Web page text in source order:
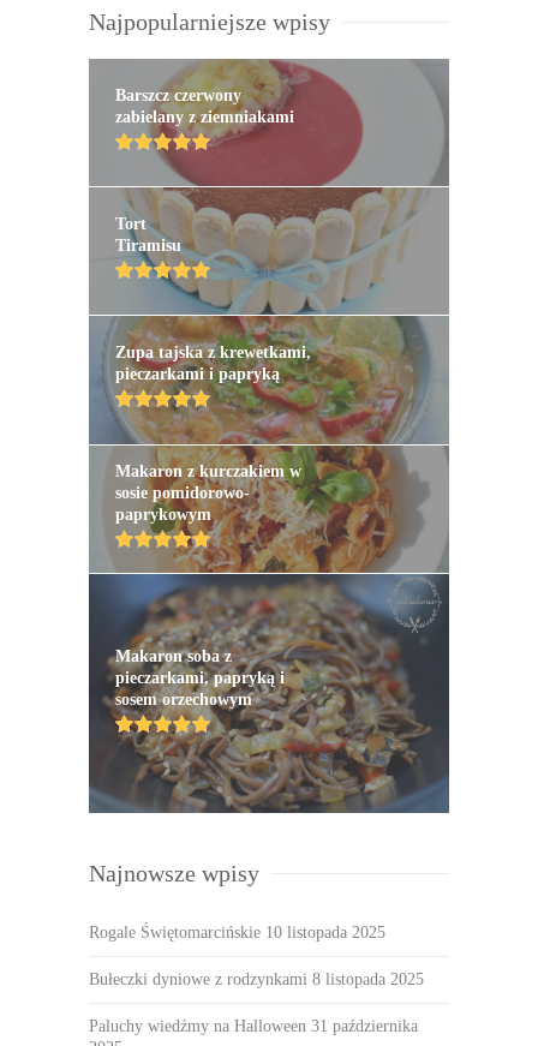
Najpopularniejsze wpisy
Barszcz czerwony
zabielany z ziemniakami
Tort
Tiramisu
Zupa tajska z krewetkami,
pieczarkami i papryką
Makaron z kurczakiem w
sosie pomidorowo-
paprykowym
Makaron soba z
pieczarkami, papryką i
sosem orzechowym
Najnowsze wpisy
Rogale Świętomarcińskie 10 listopada 2025
Bułeczki dyniowe z rodzynkami 8 listopada 2025
Paluchy wiedźmy na Halloween 31 października